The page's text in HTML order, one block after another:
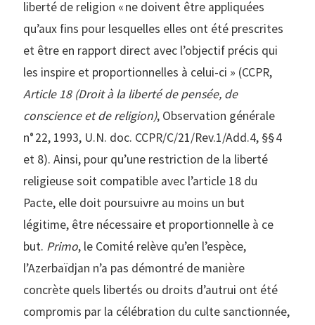
liberté de religion « ne doivent être appliquées
qu’aux fins pour lesquelles elles ont été prescrites
et être en rapport direct avec l’objectif précis qui
les inspire et proportionnelles à celui-ci » (CCPR,
Article 18 (Droit à la liberté de pensée, de
conscience et de religion), Observation générale
n° 22, 1993, U.N. doc. CCPR/C/21/Rev.1/Add.4, §§ 4
et 8). Ainsi, pour qu’une restriction de la liberté
religieuse soit compatible avec l’article 18 du
Pacte, elle doit poursuivre au moins un but
légitime, être nécessaire et proportionnelle à ce
but. Primo, le Comité relève qu’en l’espèce,
l’Azerbaïdjan n’a pas démontré de manière
concrète quels libertés ou droits d’autrui ont été
compromis par la célébration du culte sanctionnée,